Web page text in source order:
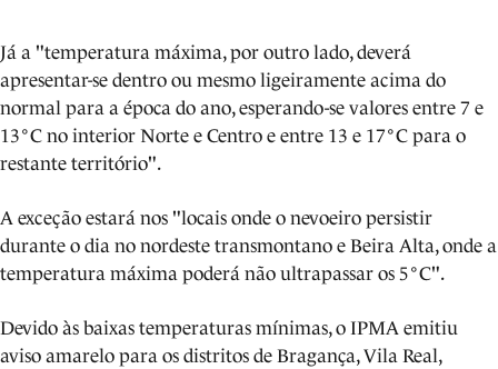
Já a "temperatura máxima, por outro lado, deverá
apresentar-se dentro ou mesmo ligeiramente acima do
normal para a época do ano, esperando-se valores entre 7 e
13°C no interior Norte e Centro e entre 13 e 17°C para o
restante território".
A exceção estará nos "locais onde o nevoeiro persistir
durante o dia no nordeste transmontano e Beira Alta, onde a
temperatura máxima poderá não ultrapassar os 5°C".
Devido às baixas temperaturas mínimas, o IPMA emitiu
aviso amarelo para os distritos de Bragança, Vila Real,